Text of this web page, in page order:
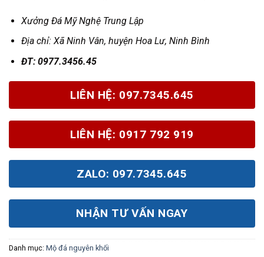
Xưởng Đá Mỹ Nghệ Trung Lập
Địa chỉ: Xã Ninh Vân, huyện Hoa Lư, Ninh Bình
ĐT: 0977.3456.45
LIÊN HỆ: 097.7345.645
LIÊN HỆ: 0917 792 919
ZALO: 097.7345.645
NHẬN TƯ VẤN NGAY
Danh mục: Mộ đá nguyên khối